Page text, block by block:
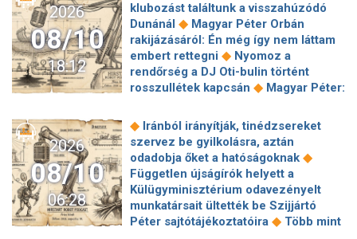
2026
08/10
18:12
klubozást találtunk a visszahúzódó
Dunánál ◆ Magyar Péter Orbán
rakijázásáról: Én még így nem láttam
embert rettegni ◆ Nyomoz a
rendőrség a DJ Oti-bulin történt
rosszullétek kapcsán ◆ Magyar Péter:
pártkádert lecserélni a kritikus
infrastruktúrák élén, de őket is utoléri
a tisztítótűz◆
Lannert Judit
bemutatta Novák Katalin egykori
kormányzati irodáját, ami inkább hotel
mint iroda ◆Lemondóan bólogatott
Hankó Balázs, amikor Magyar Péter
az esetleges kihallgatásáról beszélt ◆
2026
08/10
06:28
◆ Iránból irányítják, tinédzsereket
szervez be gyilkolásra, aztán
odadobja őket a hatóságoknak ◆
Független újságírók helyett a
Külügyminisztérium odavezényelt
munkatársait ültették be Szijjártó
Péter sajtótájékoztatóira ◆ Több mint